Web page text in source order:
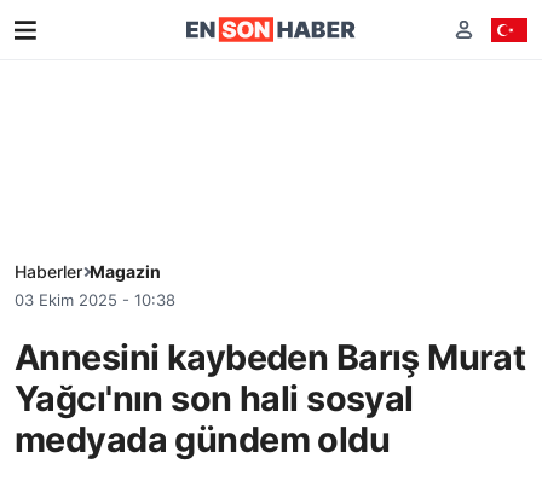
Haberler Magazin
03 Ekim 2025 - 10:38
Annesini kaybeden Barış Murat
Yağcı'nın son hali sosyal
medyada gündem oldu